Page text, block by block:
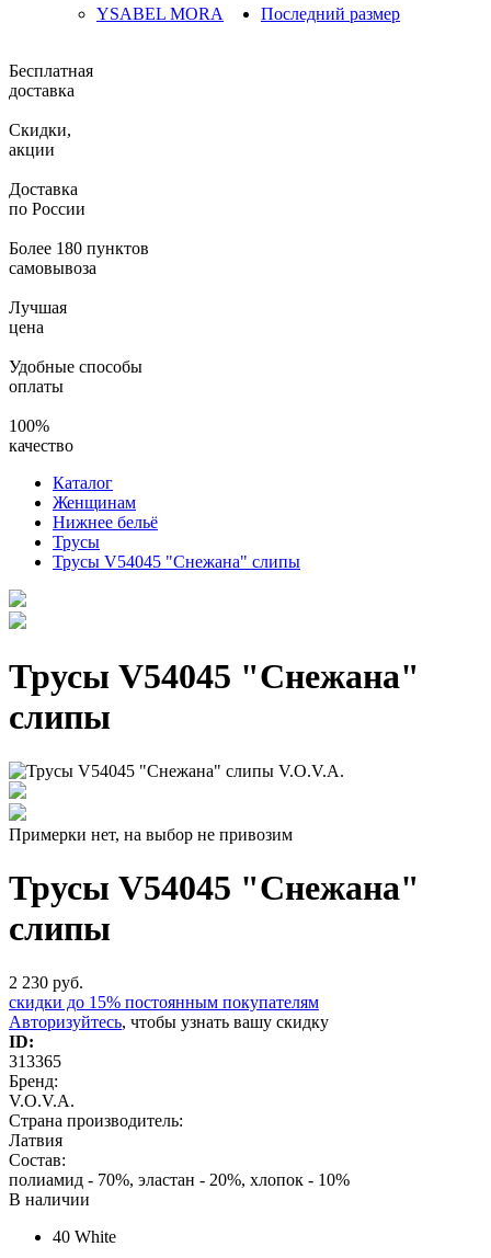
YSABEL MORA
Последний размер
Бесплатная
доставка
Скидки,
акции
Доставка
по России
Более 180 пунктов
самовывоза
Лучшая
цена
Удобные способы
оплаты
100%
качество
Каталог
Женщинам
Нижнее бельё
Трусы
Трусы V54045 "Снежана" слипы
Трусы V54045 "Снежана"
слипы
Примерки нет, на выбор не привозим
Трусы V54045 "Снежана"
слипы
2 230 руб.
скидки до 15% постоянным покупателям
Авторизуйтесь, чтобы узнать вашу скидку
ID:
313365
Бренд:
V.O.V.A.
Страна производитель:
Латвия
Состав:
полиамид - 70%, эластан - 20%, хлопок - 10%
В наличии
40 White